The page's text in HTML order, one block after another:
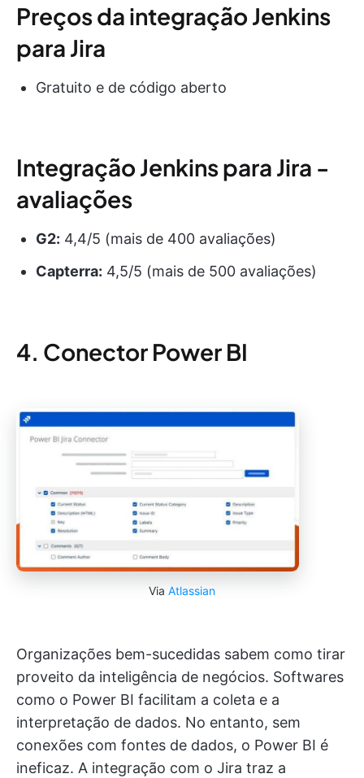
Preços da integração Jenkins
para Jira
Gratuito e de código aberto
Integração Jenkins para Jira -
avaliações
G2: 4,4/5 (mais de 400 avaliações)
Capterra: 4,5/5 (mais de 500 avaliações)
4. Conector Power BI
Via Atlassian
Organizações bem-sucedidas sabem como tirar
proveito da inteligência de negócios. Softwares
como o Power BI facilitam a coleta e a
interpretação de dados. No entanto, sem
conexões com fontes de dados, o Power BI é
ineficaz. A integração com o Jira traz a